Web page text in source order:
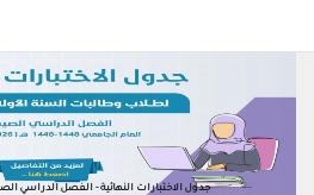
جدول الاختبارات النهائية - الفصل الدراسي الصيفي